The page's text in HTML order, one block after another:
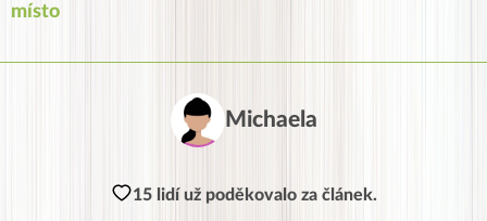
místo
Michaela
15 lidí už poděkovalo za článek.